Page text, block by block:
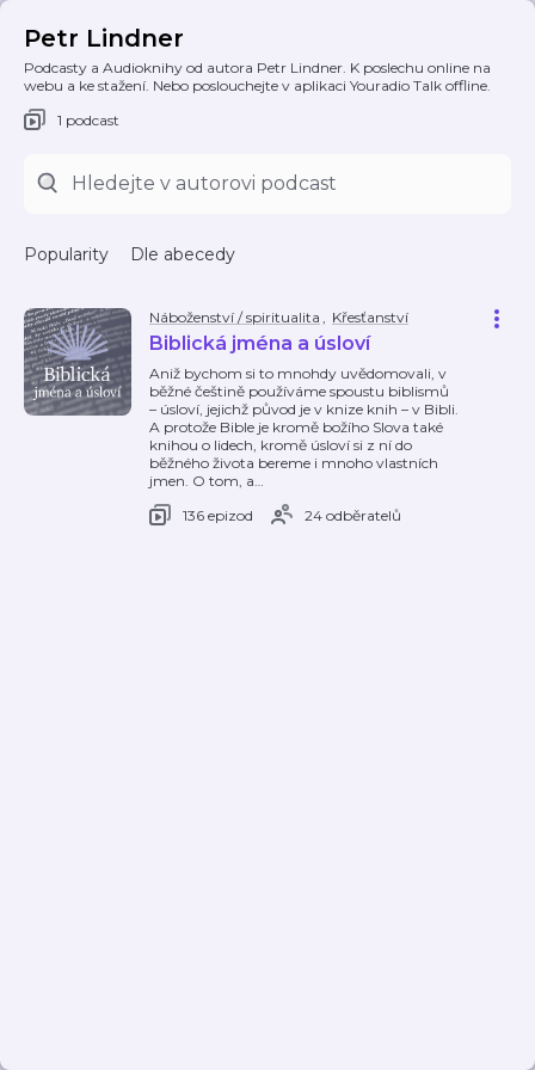
Petr Lindner
Podcasty a Audioknihy od autora Petr Lindner. K poslechu online na
webu a ke stažení. Nebo poslouchejte v aplikaci Youradio Talk offline.
1 podcast
Popularity Dle abecedy
Náboženství / spiritualita , Křesťanství
Biblická jména a úsloví
Aniž bychom si to mnohdy uvědomovali, v
běžné češtině používáme spoustu biblismů
– úsloví, jejichž původ je v knize knih – v Bibli.
A protože Bible je kromě božího Slova také
knihou o lidech, kromě úsloví si z ní do
běžného života bereme i mnoho vlastních
jmen. O tom, a…
136 epizod
24 odběratelů